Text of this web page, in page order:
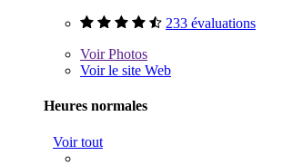
233 évaluations
VoirPhotos
Voir le site Web
Heures normales
Voir tout